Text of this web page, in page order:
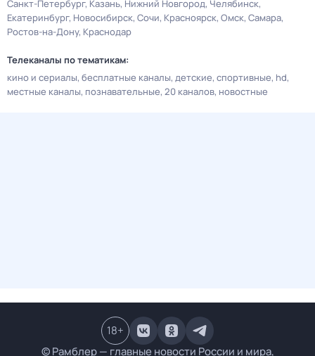
Санкт-Петербург Казань Нижний Новгород Челябинск
Екатеринбург Новосибирск Сочи Красноярск Омск Самара
Ростов-на-Дону Краснодар
Телеканалы по тематикам:
кино и сериалы бесплатные каналы детские спортивные hd
местные каналы познавательные 20 каналов новостные
© Рамблер — главные новости России и мира,
18+